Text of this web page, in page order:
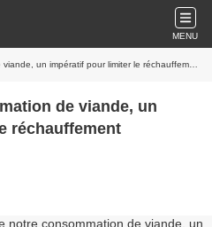
MENU
un impératif pour limiter le réchauffement climatique
de viande, un
réchauffement